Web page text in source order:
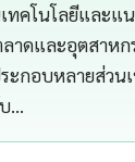
ทคโนโลยีและแ
าดและอุตสาหก
ะกอบหลายส่ว
…